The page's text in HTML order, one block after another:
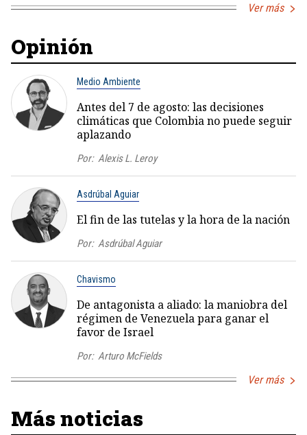
Ver más
Opinión
Medio Ambiente
Antes del 7 de agosto: las decisiones
climáticas que Colombia no puede seguir
aplazando
Por: Alexis L. Leroy
Asdrúbal Aguiar
El fin de las tutelas y la hora de la nación
Por: Asdrúbal Aguiar
Chavismo
De antagonista a aliado: la maniobra del
régimen de Venezuela para ganar el
favor de Israel
Por: Arturo McFields
Ver más
Más noticias